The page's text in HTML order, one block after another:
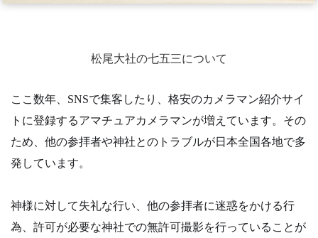
松尾大社の七五三について
ここ数年、SNSで集客したり、格安のカメラマン紹介サイ
トに登録するアマチュアカメラマンが増えています。その
ため、他の参拝者や神社とのトラブルが日本全国各地で多
発しています。
神様に対して失礼な行い、他の参拝者に迷惑をかける行
為、許可が必要な神社での無許可撮影を行っていることが